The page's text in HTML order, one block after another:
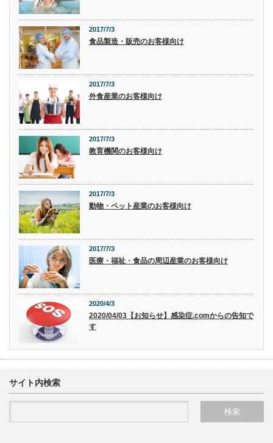
2017/7/3
食品製造・販売のお客様向け
2017/7/3
外食産業のお客様向け
2017/7/3
教育機関のお客様向け
2017/7/3
動物・ペット産業のお客様向け
2017/7/3
医療・福祉・食品の周辺産業のお客様向け
2020/4/3
2020/04/03【お知らせ】感染症.comからの告知で
す
サイト内検索